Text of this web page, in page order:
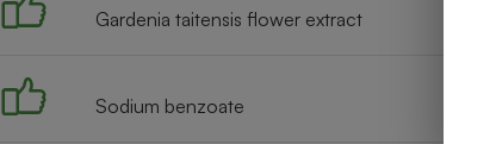
Gardenia taitensis flower extract
Sodium benzoate